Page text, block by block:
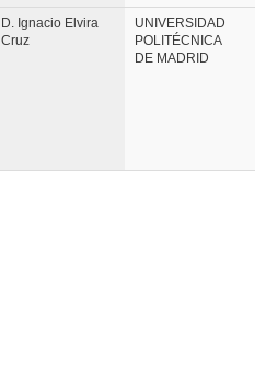
D. Ignacio Elvira
Cruz
UNIVERSIDAD
POLITÉCNICA
DE MADRID